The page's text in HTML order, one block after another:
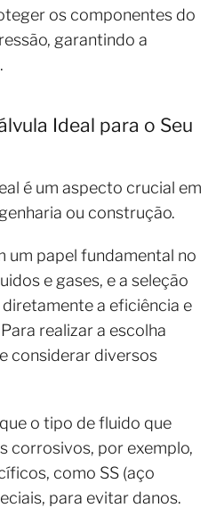
os componentes do
garantindo a
Ideal para o Seu
é um aspecto crucial em
ou construção.
um papel fundamental no
e gases, e a seleção
a eficiência e
realizar a escolha
considerar diversos
o tipo de fluido que
corrosivos, por exemplo,
como SS (aço
para evitar danos.